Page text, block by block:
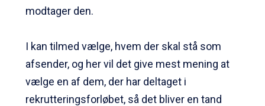
modtager den.
I kan tilmed vælge, hvem der skal stå som
afsender, og her vil det give mest mening at
vælge en af dem, der har deltaget i
rekrutteringsforløbet, så det bliver en tand